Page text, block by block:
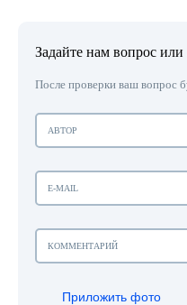
Задайте нам вопрос или
После проверки ваш вопрос
Приложить фото